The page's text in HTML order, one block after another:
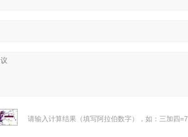
请输入计算结果（填写阿拉伯数字），如：三加四=7